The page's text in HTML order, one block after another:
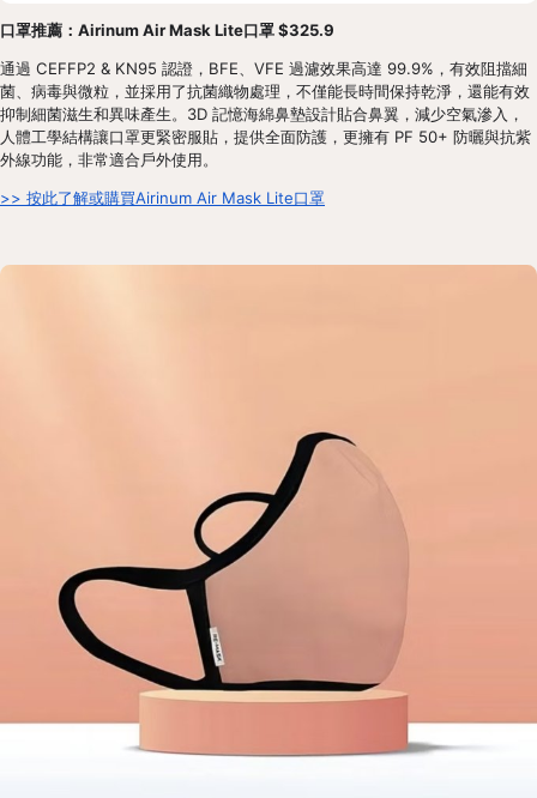
口罩推薦：Airinum Air Mask Lite口罩 $325.9
通過 CEFFP2 & KN95 認證，BFE、VFE 過濾效果高達 99.9%，有效阻擋細
菌、病毒與微粒，並採用了抗菌織物處理，不僅能長時間保持乾淨，還能有效
抑制細菌滋生和異味產生。3D 記憶海綿鼻墊設計貼合鼻翼，減少空氣滲入，
人體工學結構讓口罩更緊密服貼，提供全面防護，更擁有 PF 50+ 防曬與抗紫
外線功能，非常適合戶外使用。
>> 按此了解或購買Airinum Air Mask Lite口罩